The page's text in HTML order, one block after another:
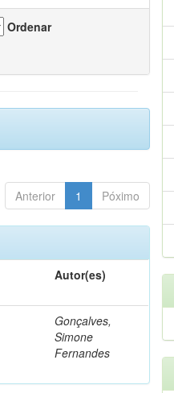
Ordenar
Anterior 1 Póximo
Autor(es)
Gonçalves,
Simone
Fernandes